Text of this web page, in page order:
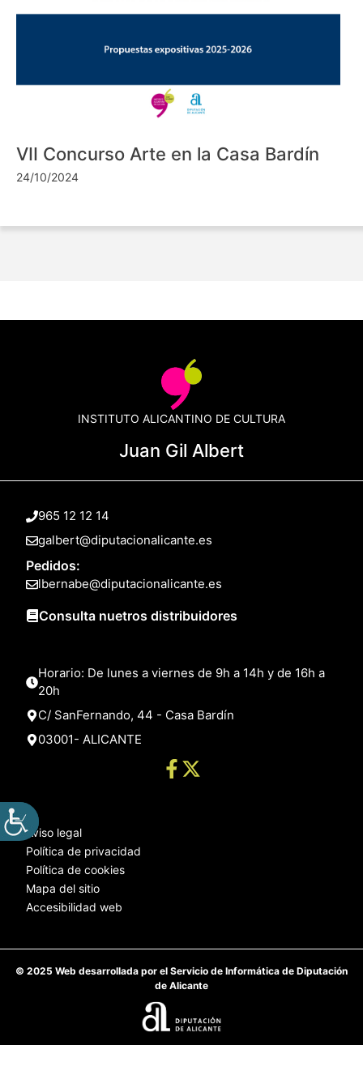
VII Concurso Arte en la Casa Bardín
24/10/2024
INSTITUTO ALICANTINO DE CULTURA
Juan Gil Albert
965 12 12 14
galbert@diputacionalicante.es
Pedidos:
lbernabe@diputacionalicante.es
Consulta nuetros distribuidores
Horario: De lunes a viernes de 9h a 14h y de 16h a
20h
C/ SanFernando, 44 - Casa Bardín
03001- ALICANTE
Aviso legal
Política de privacidad
Política de cookies
Mapa del sitio
Accesibilidad web
© 2025 Web desarrollada por el Servicio de Informática de Diputación
de Alicante